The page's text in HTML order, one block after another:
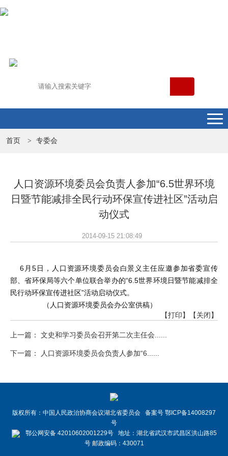
首页 > 专委会
人口资源环境委员会负责人参加“6.5世界环境
日暨节能减排全民行动环保宣传进社区”活动启
动仪式
2014-09-15 21:08:49
6月5日，人口资源环境委员会白景义主任应邀参加省委宣传
部、省环保局等六个单位联合举办的“6.5世界环境日暨节能减排全
民行动环保宣传进社区”活动启动仪式。
（人口资源环境委员会办公室供稿）
【打印】
【关闭】
上一篇： 文史和学习委员会召开第二次主任会......
下一篇： 人口资源环境委员会负责人参加“6......
版权所有：中国人民政治协商会议湖北省委员会 备案号 鄂ICP备14008297
号
鄂公网安备 42010602001229号 地址：湖北省武汉市武昌区洪山路85
号 邮政编码：430071